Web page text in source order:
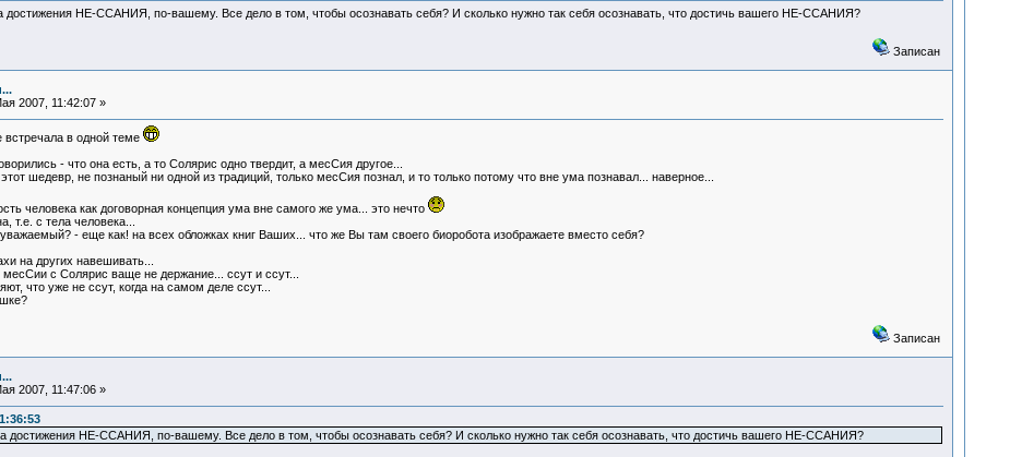
НЕ-ССАНИЯ, по-вашему. Все дело в том, чтобы осознавать себя? И сколько нужно так себя осознавать, что достичь вашего НЕ-ССАНИЯ?
Записан
2007, 11:42:07 »
в одной теме
- что она есть, а то Солярис одно твердит, а месСия другое...
шедевр, не познаный ни одной из традиций, только месСия познал, и то только потому что вне ума познавал... наверное...
человека как договорная концепция ума вне самого же ума... это нечто
т.е. с тела человека...
- еще как! на всех обложках книг Ваших... что же Вы там своего биоробота изображаете вместо себя?
на других навешивать...
с Солярис ваще не держание... ссут и ссут...
что уже не ссут, когда на самом деле ссут...
Записан
2007, 11:47:06 »
достижения НЕ-ССАНИЯ, по-вашему. Все дело в том, чтобы осознавать себя? И сколько нужно так себя осознавать, что достичь вашего НЕ-ССАНИЯ?